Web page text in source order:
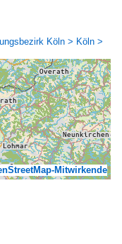
Köln > Köln >
Mitwirkende